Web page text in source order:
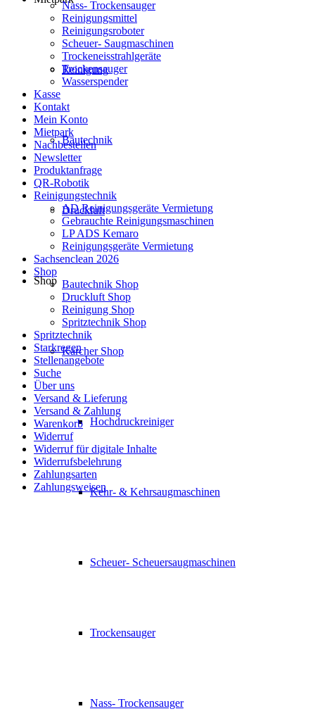
Reinigung
Bautechnik
Druckluft
Shop
Kärcher Shop
Hochdruckreiniger
Kehr- & Kehrsaugmaschinen
Scheuer- Scheuersaugmaschinen
Trockensauger
Nass- Trockensauger
Nass- Trockensauger
Reinigungsmittel
Reinigungsroboter
Scheuer- Saugmaschinen
Trockeneisstrahlgeräte
Trockensauger
Wasserspender
Kasse
Kontakt
Mein Konto
Mietpark
Nachbestellen
Newsletter
Produktanfrage
QR-Robotik
Reinigungstechnik
AD Reinigungsgeräte Vermietung
Gebrauchte Reinigungsmaschinen
LP ADS Kemaro
Reinigungsgeräte Vermietung
Sachsenclean 2026
Shop
Bautechnik Shop
Druckluft Shop
Reinigung Shop
Spritztechnik Shop
Spritztechnik
Starkregen
Stellenangebote
Suche
Über uns
Versand & Lieferung
Versand & Zahlung
Warenkorb
Widerruf
Widerruf für digitale Inhalte
Widerrufsbelehrung
Zahlungsarten
Zahlungsweisen